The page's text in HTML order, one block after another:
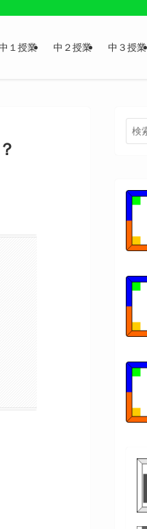
１授業 中２授業 中３授業